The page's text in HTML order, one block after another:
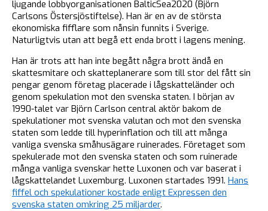
ljugande lobbyorganisationen BalticSea2020 (Björn
Carlsons Östersjöstiftelse). Han är en av de största
ekonomiska fifflare som nånsin funnits i Sverige.
Naturligtvis utan att begå ett enda brott i lagens mening.
Han är trots att han inte begått några brott ändå en
skattesmitare och skatteplanerare som till stor del fått sin
pengar genom företag placerade i lågskatteländer och
genom spekulation mot den svenska staten. I början av
1990-talet var Björn Carlson central aktör bakom de
spekulationer mot svenska valutan och mot den svenska
staten som ledde till hyperinflation och till att många
vanliga svenska småhusägare ruinerades. Företaget som
spekulerade mot den svenska staten och som ruinerade
många vanliga svenskar hette Luxonen och var baserat i
lågskattelandet Luxemburg. Luxonen startades 1991. Hans
fiffel och spekulationer kostade enligt Expressen den
svenska staten omkring 25 miljarder.